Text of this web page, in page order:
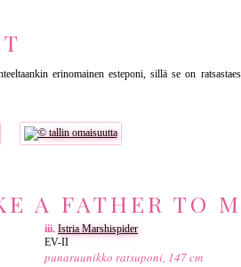
erinomainen esteponi, sillä se on
A FATHER TO
iii. Istria Marshispider
EV-II
punaruunikko ratsuponi, 147 cm